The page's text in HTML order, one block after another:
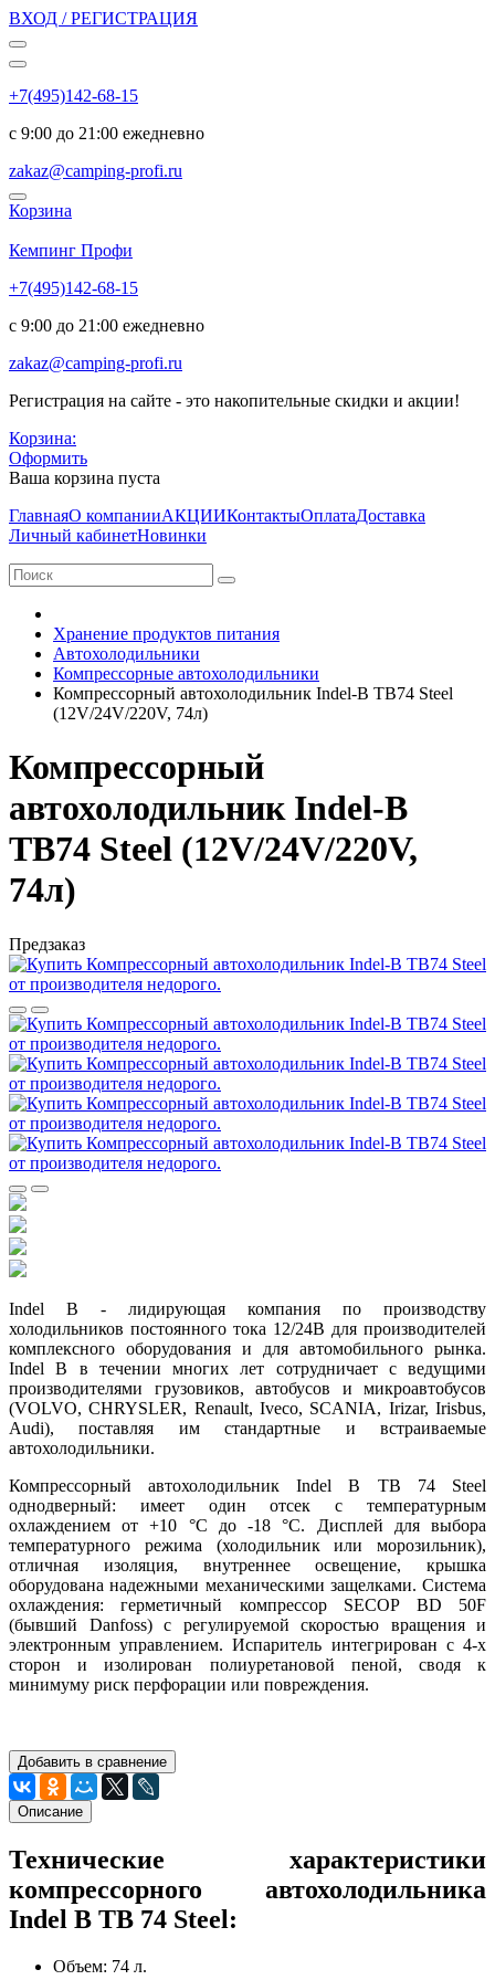
ВХОД / РЕГИСТРАЦИЯ
+7(495)142-68-15
с 9:00 до 21:00 ежедневно
zakaz@camping-profi.ru
Корзина
Кемпинг Профи
+7(495)142-68-15
с 9:00 до 21:00 ежедневно
zakaz@camping-profi.ru
Регистрация на сайте - это накопительные скидки и акции!
Корзина:
Оформить
Ваша корзина пуста
ГлавнаяО компанииАКЦИИКонтактыОплатаДоставка
Личный кабинетНовинки
Хранение продуктов питания
Автохолодильники
Компрессорные автохолодильники
Компрессорный автохолодильник Indel-B TB74 Steel
(12V/24V/220V, 74л)
Компрессорный
автохолодильник Indel-B
TB74 Steel (12V/24V/220V,
74л)
Предзаказ
Indel B - лидирующая компания по производству
холодильников постоянного тока 12/24В для производителей
комплексного оборудования и для автомобильного рынка.
Indel B в течении многих лет сотрудничает с ведущими
производителями грузовиков, автобусов и микроавтобусов
(VOLVO, CHRYSLER, Renault, Iveco, SCANIA, Irizar, Irisbus,
Audi), поставляя им стандартные и встраиваемые
автохолодильники.
Компрессорный автохолодильник Indel B TB 74 Steel
однодверный: имеет один отсек с температурным
охлаждением от +10 °C до -18 °C. Дисплей для выбора
температурного режима (холодильник или морозильник),
отличная изоляция, внутреннее освещение, крышка
оборудована надежными механическими защелками. Система
охлаждения: герметичный компрессор SECOP BD 50F
(бывший Danfoss) с регулируемой скоростью вращения и
электронным управлением. Испаритель интегрирован с 4-х
сторон и изолирован полиуретановой пеной, сводя к
минимуму риск перфорации или повреждения.
Добавить в сравнение
Описание
Технические характеристики
компрессорного автохолодильника
Indel B TB 74 Steel:
Объем: 74 л.